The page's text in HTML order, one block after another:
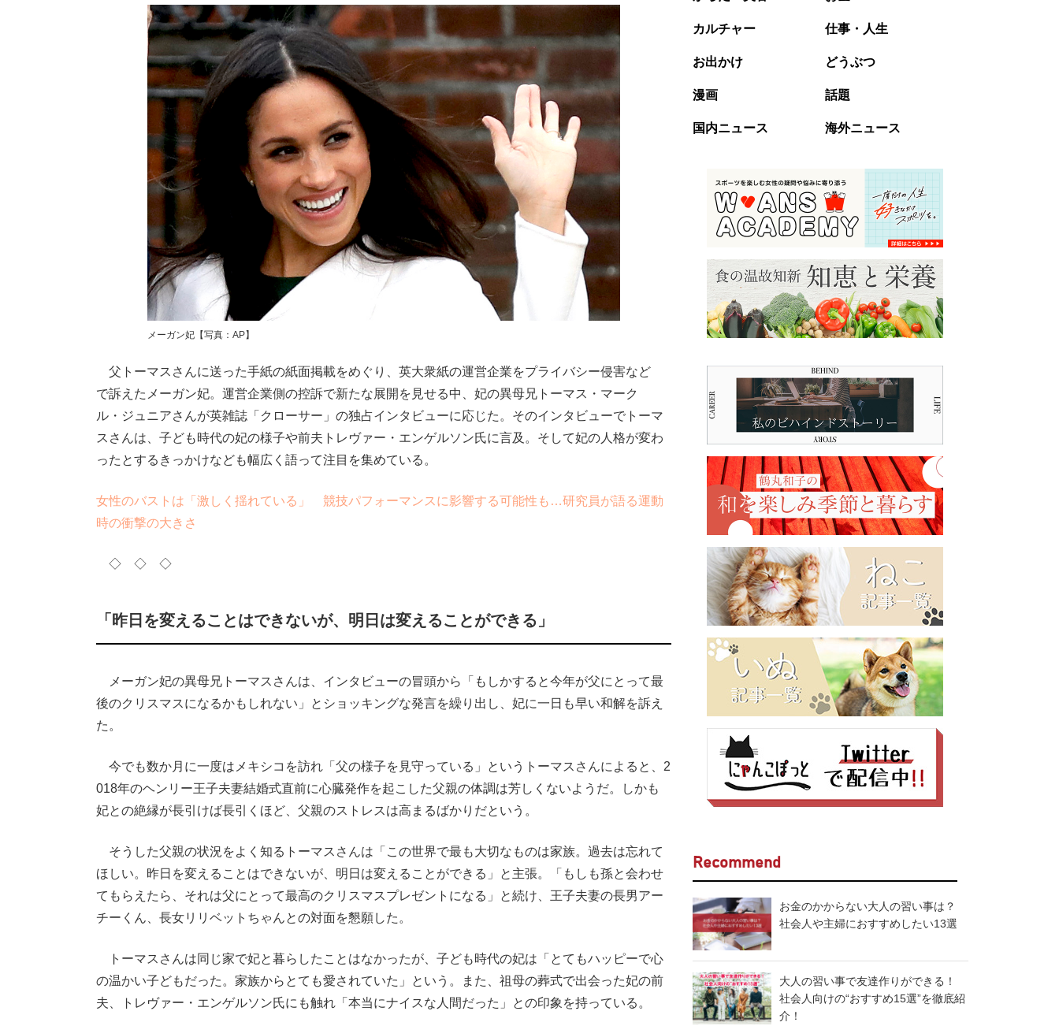
メーガン妃【写真：AP】
父トーマスさんに送った手紙の紙面掲載をめぐり、英大衆紙の運営企業をプライバシー侵害など
で訴えたメーガン妃。運営企業側の控訴で新たな展開を見せる中、妃の異母兄トーマス・マーク
ル・ジュニアさんが英雑誌「クローサー」の独占インタビューに応じた。そのインタビューでトーマ
スさんは、子ども時代の妃の様子や前夫トレヴァー・エンゲルソン氏に言及。そして妃の人格が変わ
ったとするきっかけなども幅広く語って注目を集めている。
女性のバストは「激しく揺れている」 競技パフォーマンスに影響する可能性も…研究員が語る運動
時の衝撃の大きさ
◇ ◇ ◇
「昨日を変えることはできないが、明日は変えることができる」
メーガン妃の異母兄トーマスさんは、インタビューの冒頭から「もしかすると今年が父にとって最
後のクリスマスになるかもしれない」とショッキングな発言を繰り出し、妃に一日も早い和解を訴え
た。
今でも数か月に一度はメキシコを訪れ「父の様子を見守っている」というトーマスさんによると、2
018年のヘンリー王子夫妻結婚式直前に心臓発作を起こした父親の体調は芳しくないようだ。しかも
妃との絶縁が長引けば長引くほど、父親のストレスは高まるばかりだという。
そうした父親の状況をよく知るトーマスさんは「この世界で最も大切なものは家族。過去は忘れて
ほしい。昨日を変えることはできないが、明日は変えることができる」と主張。「もしも孫と会わせ
てもらえたら、それは父にとって最高のクリスマスプレゼントになる」と続け、王子夫妻の長男アー
チーくん、長女リリベットちゃんとの対面を懇願した。
トーマスさんは同じ家で妃と暮らしたことはなかったが、子ども時代の妃は「とてもハッピーで心
の温かい子どもだった。家族からとても愛されていた」という。また、祖母の葬式で出会った妃の前
夫、トレヴァー・エンゲルソン氏にも触れ「本当にナイスな人間だった」との印象を持っている。
カルチャー 仕事・人生
お出かけ どうぶつ
漫画 話題
国内ニュース 海外ニュース
Recommend
お金のかからない大人の習い事は？
社会人や主婦におすすめしたい13選
大人の習い事で友達作りができる！
社会人向けの“おすすめ15選”を徹底紹
介！